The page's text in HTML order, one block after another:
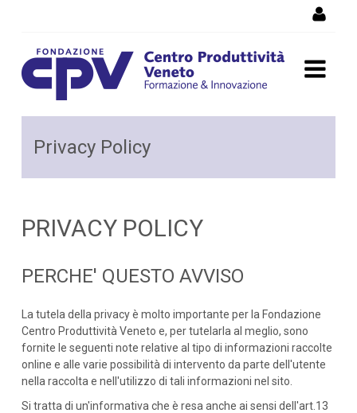
Privacy Policy
Privacy Policy
PRIVACY POLICY
PERCHE' QUESTO AVVISO
La tutela della privacy è molto importante per la Fondazione
Centro Produttività Veneto e, per tutelarla al meglio, sono
fornite le seguenti note relative al tipo di informazioni raccolte
online e alle varie possibilità di intervento da parte dell'utente
nella raccolta e nell'utilizzo di tali informazioni nel sito.
Si tratta di un'informativa che è resa anche ai sensi dell'art.13